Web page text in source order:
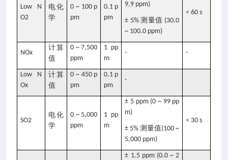
Low N
O2
电化
学
0 ~ 100 p
pm
0.1 p
pm
9.9 ppm)
± 5%测量值 (30.0
~ 100.0 ppm)
< 60 s
NOx
计算
值
0 ~ 7,500
ppm
1 pp
m
- -
Low N
Ox
计算
值
0 ~ 450 p
pm
0.1 p
pm
-
SO2
电化
学
0 ~ 5,000
ppm
1 pp
m
± 5 ppm (0 ~ 99 pp
m)
± 5%测量值(100 ~
5,000 ppm)
< 30 s
± 1.5 ppm (0.0 ~ 2